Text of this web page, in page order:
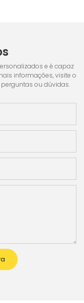
e é capaz
informações, visite o
ou dúvidas.